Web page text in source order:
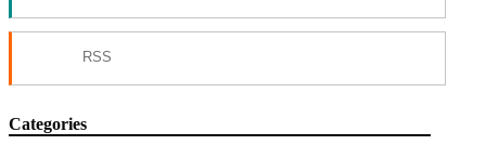
RSS
Categories